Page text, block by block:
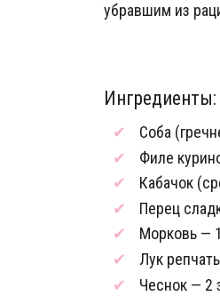
убравшим из
Ингредиенты:
Соба
Филе
Кабачок
Перец
Морковь —
Лук
Чеснок — 2